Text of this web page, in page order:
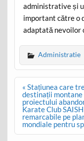
administrative și
important către o
adaptată nevoilor
Administratie
Post
navigation
« Stațiunea care
destinații montane
proiectului
Karate Club
remarcabile pe
mondiale pentru